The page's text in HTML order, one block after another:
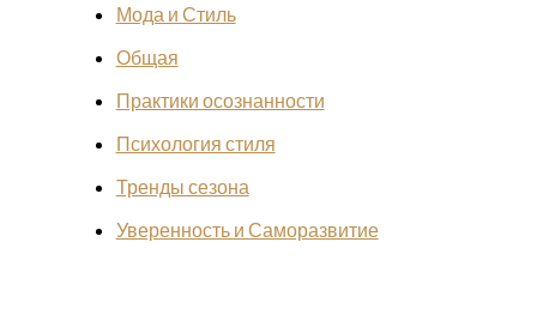
Мода и Стиль
Общая
Практики осознанности
Психология стиля
Тренды сезона
Уверенность и Саморазвитие